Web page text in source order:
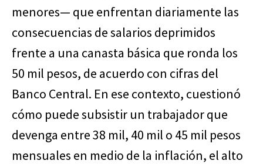
menores— que enfrentan diariamente las
consecuencias de salarios deprimidos
frente a una canasta básica que ronda los
50 mil pesos, de acuerdo con cifras del
Banco Central. En ese contexto, cuestionó
cómo puede subsistir un trabajador que
devenga entre 38 mil, 40 mil o 45 mil pesos
mensuales en medio de la inflación, el alto